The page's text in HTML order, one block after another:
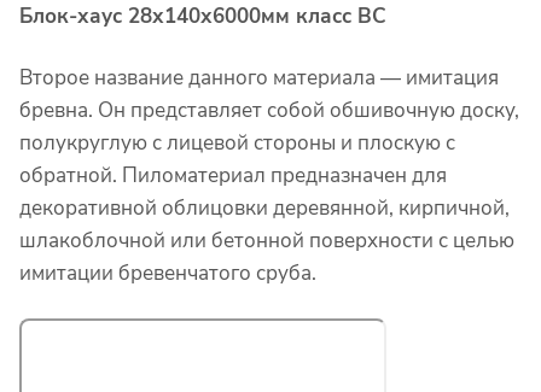
Блок-хаус 28х140х6000мм класс ВС
Второе название данного материала — имитация
бревна. Он представляет собой обшивочную доску,
полукруглую с лицевой стороны и плоскую с
обратной. Пиломатериал предназначен для
декоративной облицовки деревянной, кирпичной,
шлакоблочной или бетонной поверхности с целью
имитации бревенчатого сруба.